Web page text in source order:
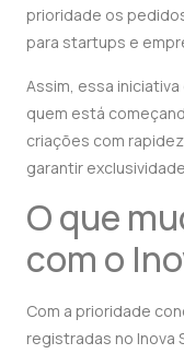
prioridade os
para startups e
Assim, essa
quem está
criações com
garantir
O que
com o
Com a prioridade
registradas no Inova